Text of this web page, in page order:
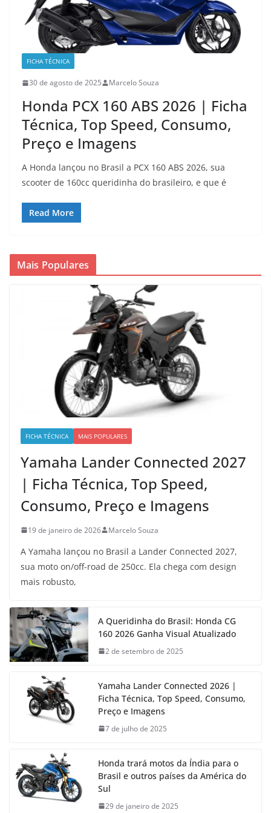
FICHA TÉCNICA
30 de agosto de 2025 Marcelo Souza
Honda PCX 160 ABS 2026 | Ficha
Técnica, Top Speed, Consumo,
Preço e Imagens
A Honda lançou no Brasil a PCX 160 ABS 2026, sua
scooter de 160cc queridinha do brasileiro, e que é
Read More
Mais Populares
FICHA TÉCNICA MAIS POPULARES
Yamaha Lander Connected 2027
| Ficha Técnica, Top Speed,
Consumo, Preço e Imagens
19 de janeiro de 2026 Marcelo Souza
A Yamaha lançou no Brasil a Lander Connected 2027,
sua moto on/off-road de 250cc. Ela chega com design
mais robusto,
A Queridinha do Brasil: Honda CG
160 2026 Ganha Visual Atualizado
2 de setembro de 2025
Yamaha Lander Connected 2026 |
Ficha Técnica, Top Speed, Consumo,
Preço e Imagens
7 de julho de 2025
Honda trará motos da Índia para o
Brasil e outros países da América do
Sul
29 de janeiro de 2025